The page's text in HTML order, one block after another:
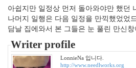
아쉽지만 일정상 먼저 돌아와야만 했던
나머지 일행은 다음 일정을 만끽했었었
담날 집에와서 본 그들은 눈 풀린 만신창
Writer profile
LonnieNa 입니다.
http://www.needlworks.org
12
월
3
년
51